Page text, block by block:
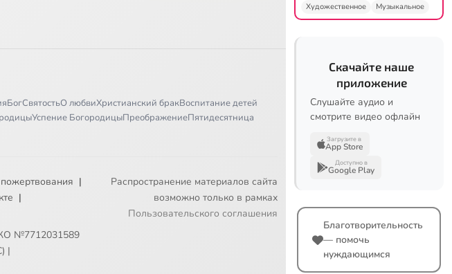
БогСвятостьО любвиХристианский бракВоспитание детей
Успение БогородицыПреображениеПятидесятница
|
|
№7712031589
|
Распространение материалов сайта
возможно только в рамках
Пользовательского соглашения
Художественное
Музыкальное
Скачайте наше
приложение
Слушайте аудио и
смотрите видео офлайн
Загрузите в
App Store
Доступно в
Google Play
Благотворительность
— помочь
нуждающимся